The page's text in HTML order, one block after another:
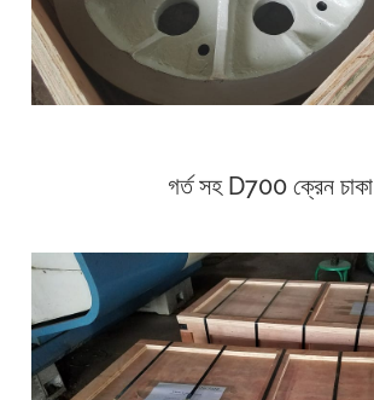
গর্ত সহ D700 ক্রেন চাকা